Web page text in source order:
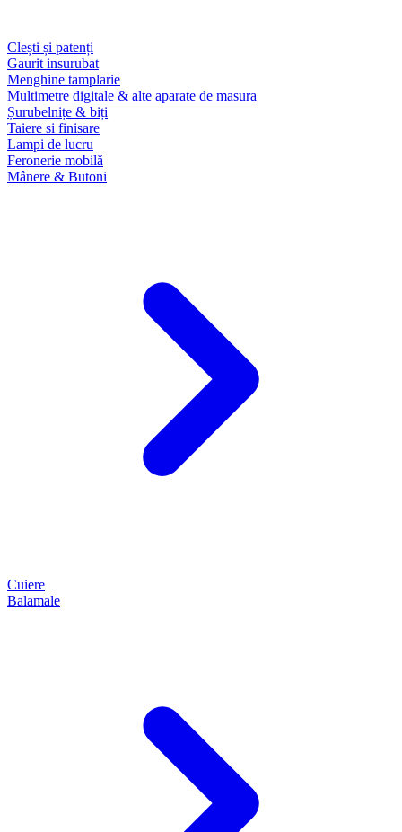
Clești și patenți
Gaurit insurubat
Menghine tamplarie
Multimetre digitale & alte aparate de masura
Șurubelnițe & biți
Taiere si finisare
Lampi de lucru
Feronerie mobilă
Mânere & Butoni
Cuiere
Balamale